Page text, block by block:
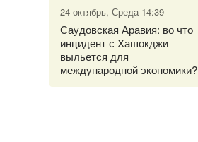
24 октябрь, Среда 14:39
Саудовская Аравия: во что
инцидент с Хашокджи
выльется для
международной экономики?